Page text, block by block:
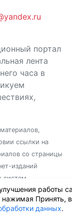
портал
лента
часа в
ссылки на
со страницы
изданий
систем
размещена в
работы
нажимая Принять,
данных.